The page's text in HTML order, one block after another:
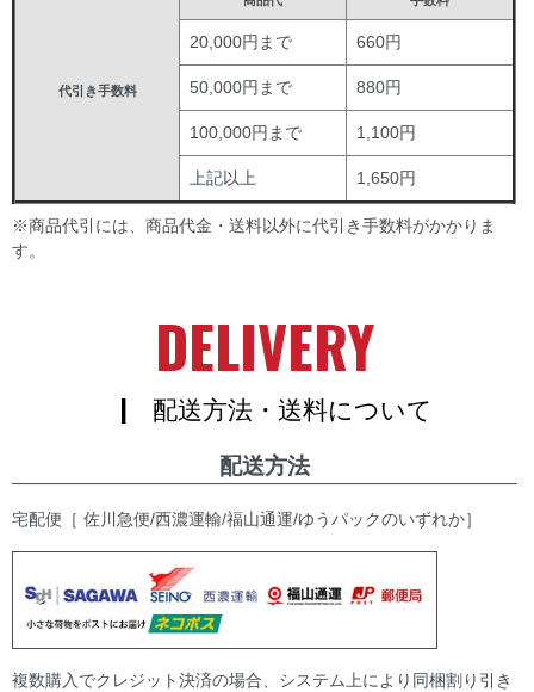
代引き手数料
20,000円まで 660円
50,000円まで 880円
100,000円まで 1,100円
上記以上 1,650円
※商品代引には、商品代金・送料以外に代引き手数料がかかりま
す。
DELIVERY
| 配送方法・送料について
配送方法
宅配便［ 佐川急便/西濃運輸/福山通運/ゆうパックのいずれか］
複数購入でクレジット決済の場合、システム上により同梱割り引き